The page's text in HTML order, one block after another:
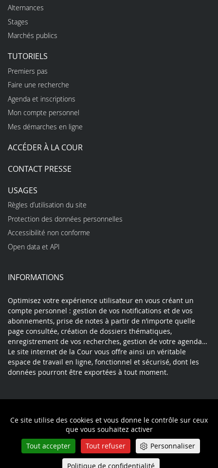
Ce site utilise des cookies et vous donne le contrôle sur ceux
que vous souhaitez activer
Tout accepter
Tout refuser Personnaliser
Politique de confidentialité
Alternances
Stages
Marchés publics
TUTORIELS
Premiers pas
Faire une recherche
Agenda et inscriptions
Mon compte personnel
Mes démarches en ligne
ACCÉDER À LA COUR
CONTACT PRESSE
USAGES
Règles d’utilisation du site
Protection des données personnelles
Accessibilité non conforme
Open data et API
INFORMATIONS
Optimisez votre expérience utilisateur en vous créant un
compte personnel : gestion de vos notifications et de vos
abonnements, prise de notes à partir de n’importe quelle
page consultée, création de dossiers thématiques,
enregistrement de vos recherches, gestion de votre agenda…
Le site internet de la Cour vous offre ainsi un véritable
espace de travail en ligne, fonctionnel et sécurisé, dont les
données pourront être exportées à tout moment.
Politique de confidentialité
Queue-Fair